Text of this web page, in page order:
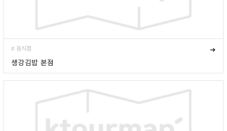
# 음식점
➜
생강김밥 본점